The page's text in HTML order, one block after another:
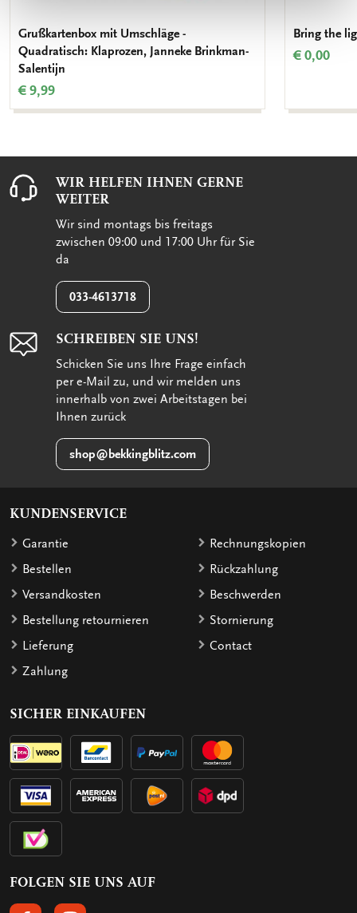
Grußkartenbox mit Umschläge -
Quadratisch: Klaprozen, Janneke Brinkman-
Salentijn
€ 9,99
Bring the
€ 0,00
WIR HELFEN IHNEN GERNE
WEITER
Wir sind montags bis freitags
zwischen 09:00 und 17:00 Uhr für Sie
da
033-4613718
SCHREIBEN SIE UNS!
Schicken Sie uns Ihre Frage einfach
per e-Mail zu, und wir melden uns
innerhalb von zwei Arbeitstagen bei
Ihnen zurück
shop@bekkingblitz.com
KUNDENSERVICE
Garantie
Bestellen
Versandkosten
Bestellung retournieren
Lieferung
Zahlung
Rechnungskopien
Rückzahlung
Beschwerden
Stornierung
Contact
SICHER EINKAUFEN
FOLGEN SIE UNS AUF